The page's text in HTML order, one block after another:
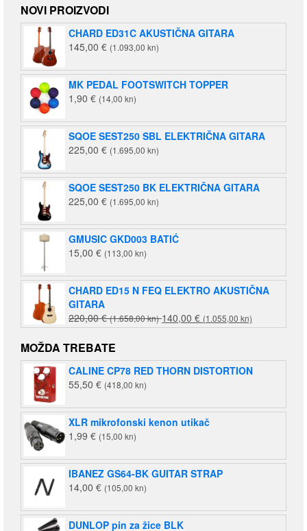
NOVI PROIZVODI
CHARD ED31C AKUSTIČNA GITARA
145,00 € (1.093,00 kn)
MK PEDAL FOOTSWITCH TOPPER
1,90 € (14,00 kn)
SQOE SEST250 SBL ELEKTRIČNA GITARA
225,00 € (1.695,00 kn)
SQOE SEST250 BK ELEKTRIČNA GITARA
225,00 € (1.695,00 kn)
GMUSIC GKD003 BATIĆ
15,00 € (113,00 kn)
CHARD ED15 N FEQ ELEKTRO AKUSTIČNA
GITARA
220,00€ (1.658,00 kn)Izvorna
cijena
je:
220,00 €
140,00 € (1.055,00 kn)
cijena
140,00 €
(1.055,00
MOŽDA TREBATE
CALINE CP78 RED THORN DISTORTION
55,50 € (418,00 kn)
XLR mikrofonski kenon utikač
1,99 € (15,00 kn)
IBANEZ GS64-BK GUITAR STRAP
14,00 € (105,00 kn)
DUNLOP pin za žice BLK